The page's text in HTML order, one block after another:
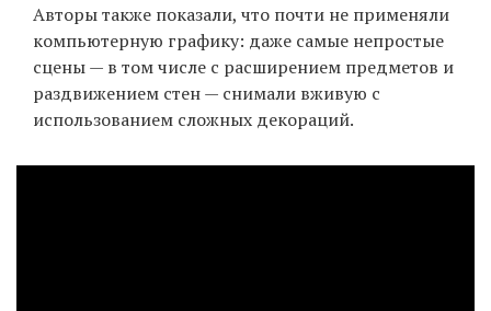
Авторы также показали, что почти не применяли
компьютерную графику: даже самые непростые
сцены — в том числе с расширением предметов и
раздвижением стен — снимали вживую с
использованием сложных декораций.